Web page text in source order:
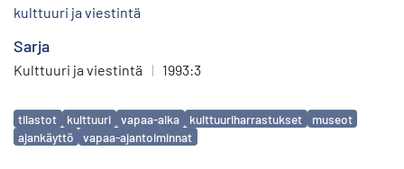
kulttuuri ja viestintä
Sarja
Kulttuuri ja viestintä | 1993:3
Avainsanat
tilastot kulttuuri vapaa-aika kulttuuriharrastukset
museot
ajankäyttö
vapaa-ajantoiminnat